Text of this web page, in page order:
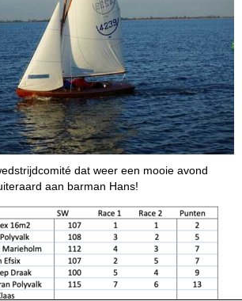
dat weer een mooie avond
aan barman Hans!